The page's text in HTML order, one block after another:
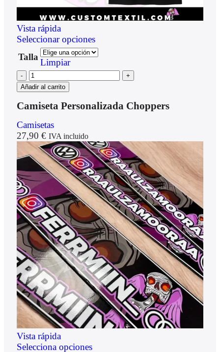
Vista rápida
Seleccionar opciones
Talla
Limpiar
Añadir al carrito
Camiseta Personalizada Choppers
Camisetas
27,90 € IVA incluido
Vista rápida
Selecciona opciones